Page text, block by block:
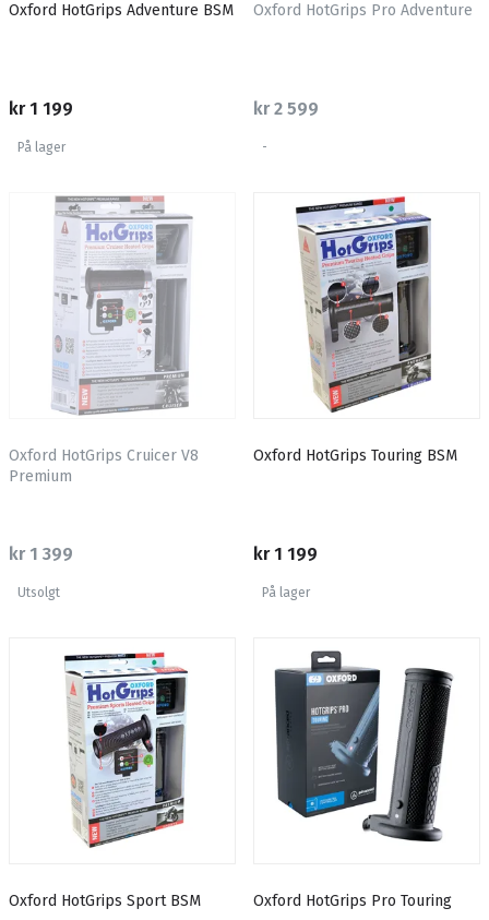
Oxford HotGrips Adventure BSM
kr 1 199
På lager
Oxford HotGrips Pro Adventure
kr 2 599
-
Oxford HotGrips Cruicer V8
Premium
kr 1 399
Utsolgt
Oxford HotGrips Touring BSM
kr 1 199
På lager
Oxford HotGrips Sport BSM Oxford HotGrips Pro Touring